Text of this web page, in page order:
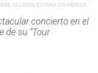
ALLISON ESTARÁ EN MÉRIDA
concierto en el
de su “Tour